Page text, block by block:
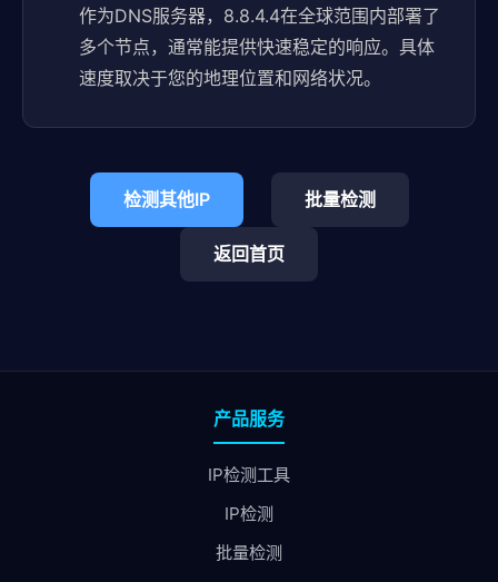
作为DNS服务器，8.8.4.4在全球范围内部署了
多个节点，通常能提供快速稳定的响应。具体
速度取决于您的地理位置和网络状况。
检测其他IP 批量检测
返回首页
产品服务
IP检测工具
IP检测
批量检测